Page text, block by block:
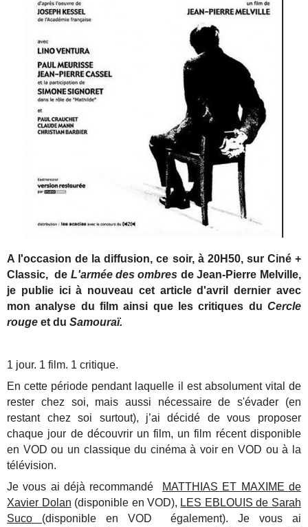
A l'occasion de la diffusion, ce soir, à 20H50, sur Ciné +
Classic, de L'armée des ombres de Jean-Pierre Melville,
je publie ici à nouveau cet article d'avril dernier avec
mon analyse du film ainsi que les critiques du Cercle
rouge et du Samouraï.
1 jour. 1 film. 1 critique.
En cette période pendant laquelle il est absolument vital de
rester chez soi, mais aussi nécessaire de s'évader (en
restant chez soi surtout), j’ai décidé de vous proposer
chaque jour de découvrir un film, un film récent disponible
en VOD ou un classique du cinéma à voir en VOD ou à la
télévision.
Je vous ai déjà recommandé
MATTHIAS ET MAXIME de
Xavier Dolan (disponible en VOD), LES EBLOUIS de Sarah
Suco (disponible en VOD également). Je vous ai